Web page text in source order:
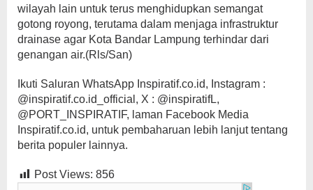
wilayah lain untuk terus menghidupkan semangat
gotong royong, terutama dalam menjaga infrastruktur
drainase agar Kota Bandar Lampung terhindar dari
genangan air.(Rls/San)
Ikuti Saluran WhatsApp Inspiratif.co.id, Instagram :
@inspiratif.co.id_official, X : @inspiratifL,
@PORT_INSPIRATIF, laman Facebook Media
Inspiratif.co.id, untuk pembaharuan lebih lanjut tentang
berita populer lainnya.
Post Views: 856